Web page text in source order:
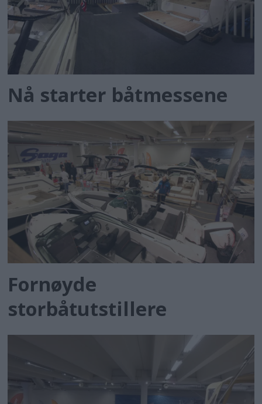
Nå starter båtmessene
Fornøyde
storbåtutstillere